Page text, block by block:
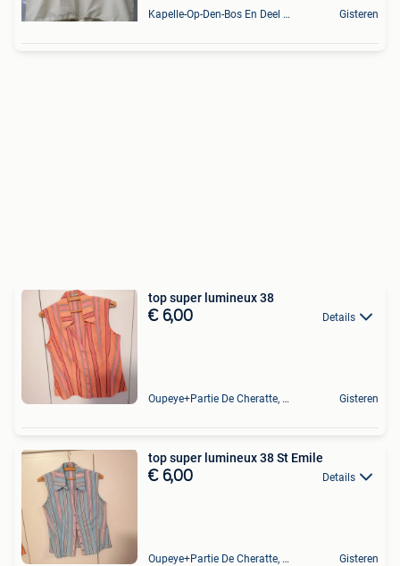
Kapelle-Op-Den-Bos En Deel Van Zemst Gisteren
top super lumineux 38
€ 6,00 Details
Oupeye+Partie De Cheratte, Herstal Et Wandre Gisteren
top super lumineux 38 St Emile
€ 6,00 Details
Oupeye+Partie De Cheratte, Herstal Et Wandre Gisteren